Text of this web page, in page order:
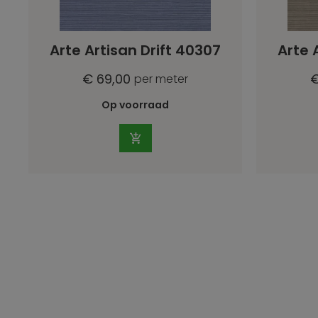
Arte Artisan Drift 40307
€ 69,00 per meter
Op voorraad
Arte